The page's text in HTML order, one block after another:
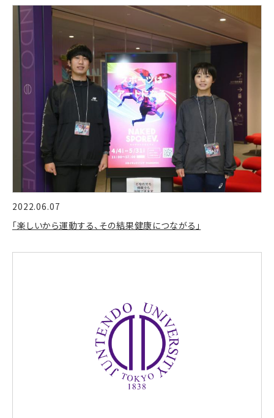
2022.06.07
「楽しいから運動する、その結果健康につながる」